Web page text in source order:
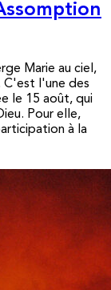
Marie au ciel,
C'est l'une des
le 15 août, qui
Pour elle,
à la